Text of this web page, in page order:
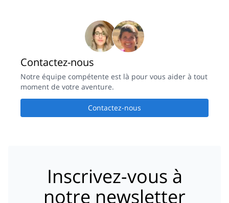
Contactez-nous
Notre équipe compétente est là pour vous aider à tout
moment de votre aventure.
Contactez-nous
Inscrivez-vous à
notre newsletter